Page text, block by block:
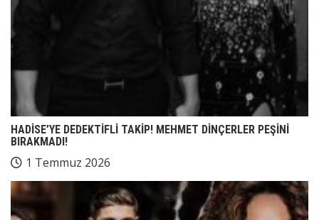
HADİSE’YE DEDEKTİFLİ TAKİP! MEHMET DİNÇERLER PEŞİNİ
BIRAKMADI!
1 Temmuz 2026